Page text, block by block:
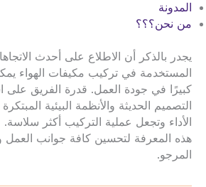
المدونة
من نحن؟؟؟
يجدر بالذكر أن الاطلاع على أحدث
المستخدمة في تركيب مكيفات الهواء
كبيرًا في جودة العمل. قدرة الفريق على
التصميم الحديثة والأنظمة البيئية
الأداء وتجعل عملية التركيب أكثر
هذه المعرفة لتحسين كافة جوانب العمل
المرجو.